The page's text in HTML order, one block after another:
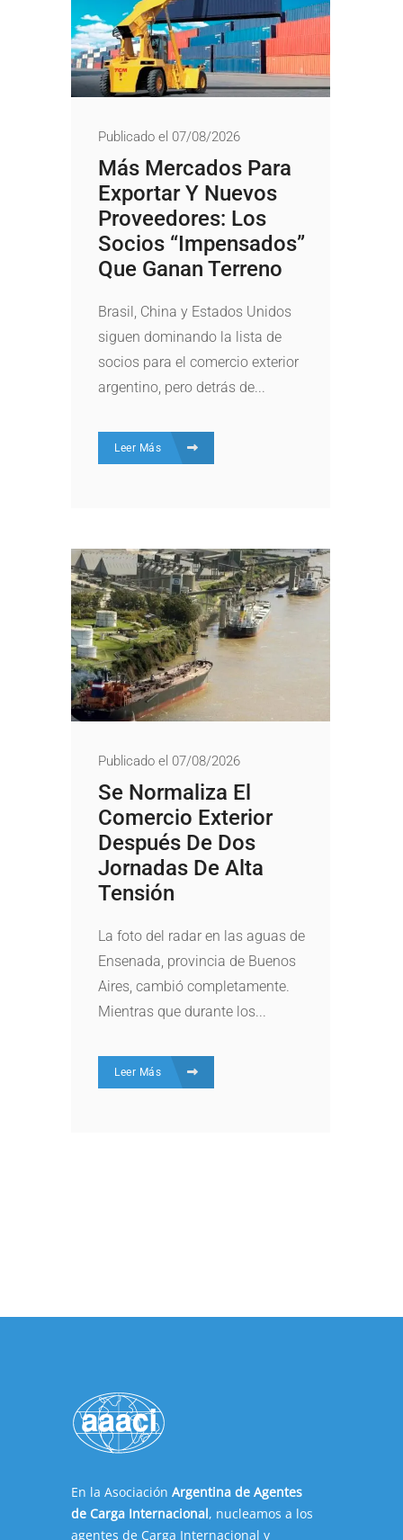
Publicado el 07/08/2026
Más Mercados Para
Exportar Y Nuevos
Proveedores: Los
Socios “impensados”
Que Ganan Terreno
Brasil, China y Estados Unidos
siguen dominando la lista de
socios para el comercio exterior
argentino, pero detrás de...
Leer Más
Publicado el 07/08/2026
Se Normaliza El
Comercio Exterior
Después De Dos
Jornadas De Alta
Tensión
La foto del radar en las aguas de
Ensenada, provincia de Buenos
Aires, cambió completamente.
Mientras que durante los...
Leer Más
En la Asociación Argentina de Agentes
de Carga Internacional, nucleamos a los
agentes de Carga Internacional y